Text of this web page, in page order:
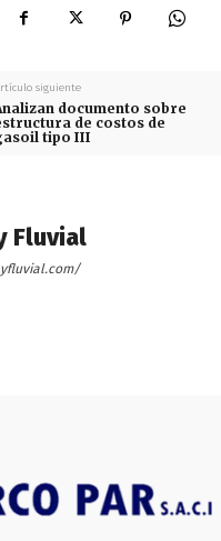
siguiente
documento sobre
de costos de
tipo III
Fluvial